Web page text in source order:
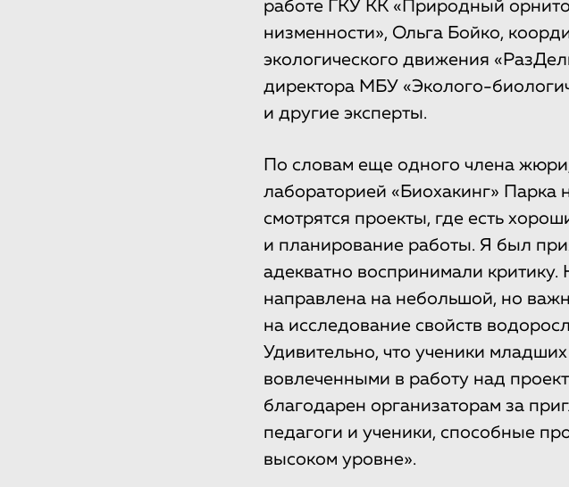
работе ГКУ КК «Природный
низменности», Ольга Бойко,
экологического движения
директора МБУ «Эколого-
и другие эксперты.
По словам еще одного члена
лабораторией «Биохакинг» Парка
смотрятся проекты, где есть
и планирование работы. Я был
адекватно воспринимали
направлена на небольшой, но
на исследование свойств
Удивительно, что ученики
вовлеченными в работу над
благодарен организаторам за
педагоги и ученики, способные
высоком уровне».